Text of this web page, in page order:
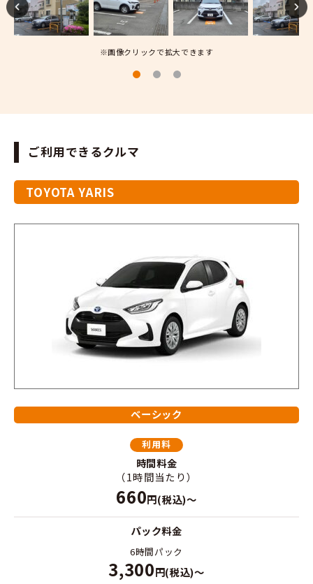
※画像クリックで拡大できます
ご利用できるクルマ
TOYOTA YARIS
ベーシック
利用料
時間料金
（1時間当たり）
660円(税込)～
パック料金
6時間パック
3,300円(税込)～